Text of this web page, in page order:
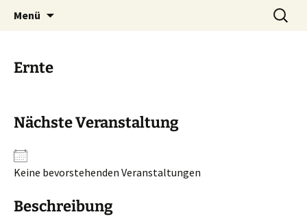
Institut Sensus
Gesund mit allen Sinnen
Menü
Suchen
nach:
Ernte
Nächste Veranstaltung
Keine bevorstehenden Veranstaltungen
Beschreibung